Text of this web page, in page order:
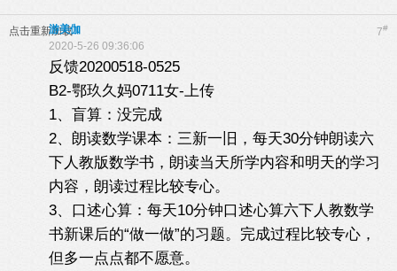
点击重新加载 7#
游美伽
2020-5-26 09:36:06
反馈20200518-0525
B2-鄂玖久妈0711女-上传
1、盲算：没完成
2、朗读数学课本：三新一旧，每天30分钟朗读六
下人教版数学书，朗读当天所学内容和明天的学习
内容，朗读过程比较专心。
3、口述心算：每天10分钟口述心算六下人教数学
书新课后的“做一做”的习题。完成过程比较专心，
但多一点点都不愿意。